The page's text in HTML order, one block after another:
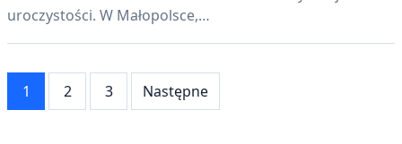
uroczystości. W Małopolsce,…
Stronicowanie
wpisów
1 2 3 Następne